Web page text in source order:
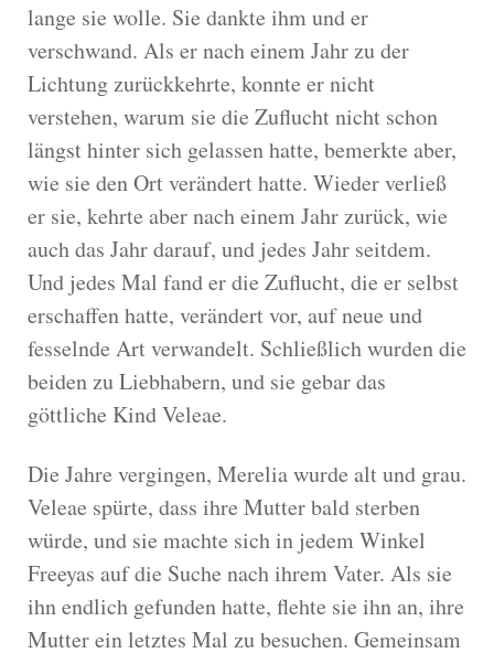
lange sie wolle. Sie dankte ihm und er
verschwand. Als er nach einem Jahr zu der
Lichtung zurückkehrte, konnte er nicht
verstehen, warum sie die Zuflucht nicht schon
längst hinter sich gelassen hatte, bemerkte aber,
wie sie den Ort verändert hatte. Wieder verließ
er sie, kehrte aber nach einem Jahr zurück, wie
auch das Jahr darauf, und jedes Jahr seitdem.
Und jedes Mal fand er die Zuflucht, die er selbst
erschaffen hatte, verändert vor, auf neue und
fesselnde Art verwandelt. Schließlich wurden die
beiden zu Liebhabern, und sie gebar das
göttliche Kind Veleae.
Die Jahre vergingen, Merelia wurde alt und grau.
Veleae spürte, dass ihre Mutter bald sterben
würde, und sie machte sich in jedem Winkel
Freeyas auf die Suche nach ihrem Vater. Als sie
ihn endlich gefunden hatte, flehte sie ihn an, ihre
Mutter ein letztes Mal zu besuchen. Gemeinsam